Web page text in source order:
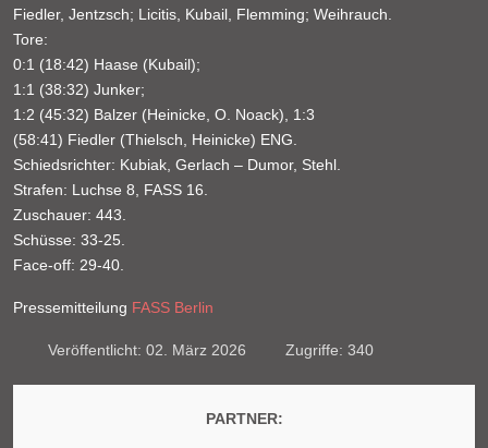
Fiedler, Jentzsch; Licitis, Kubail, Flemming; Weihrauch.
Tore:
0:1 (18:42) Haase (Kubail);
1:1 (38:32) Junker;
1:2 (45:32) Balzer (Heinicke, O. Noack), 1:3
(58:41) Fiedler (Thielsch, Heinicke) ENG.
Schiedsrichter: Kubiak, Gerlach – Dumor, Stehl.
Strafen: Luchse 8, FASS 16.
Zuschauer: 443.
Schüsse: 33-25.
Face-off: 29-40.
Pressemitteilung FASS Berlin
Veröffentlicht: 02. März 2026 Zugriffe: 340
PARTNER: